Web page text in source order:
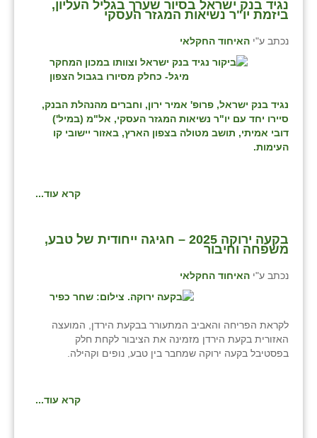
נגיד בנק ישראל בסיור שערך בגליל העליון,
ביזמת יו"ר נשיאות המגזר העסקי
נכתב ע"י האיחוד החקלאי
נגיד בנק ישראל, פרופ' אמיר ירון, וחברים מהנהלת הבנק,
סיירו יחד עם יו"ר נשיאות המגזר העסקי, אל"מ (במיל')
דובי אמיתי, תושב מטולה בצפון הארץ, באזור יישובי קו
העימות.
קרא עוד...
בקעה ירוקה 2025 – חגיגה ייחודית של טבע,
משפחה וחיבור
נכתב ע"י האיחוד החקלאי
לקראת הפריחה והאביב המתעורר בבקעת הירדן, המועצה
האזורית בקעת הירדן מזמינה את הציבור לקחת חלק
בפסטיבל בקעה ירוקה שמחבר בין טבע, נופים וקהילה.
קרא עוד...